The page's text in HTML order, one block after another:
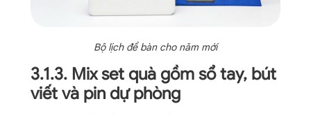
Bộ lịch để bàn cho năm mới
3.1.3. Mix set quà gồm sổ tay, bút
viết và pin dự phòng